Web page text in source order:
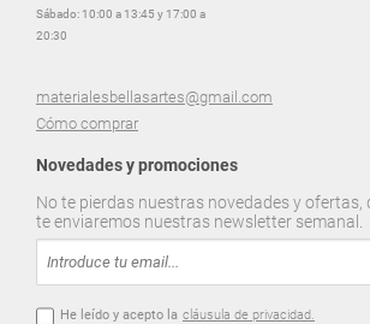
Sábado: 10:00 a 13:45 y 17:00 a
20:30
materialesbellasartes@gmail.com
Cómo comprar
Novedades y promociones
No te pierdas nuestras novedades y ofertas,
te enviaremos nuestras newsletter semanal.
He leído y acepto la cláusula de privacidad.